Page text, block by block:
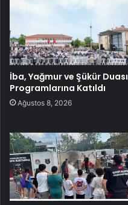
İba, Yağmur ve Şükür Duası
Programlarına Katıldı
Ağustos 8, 2026